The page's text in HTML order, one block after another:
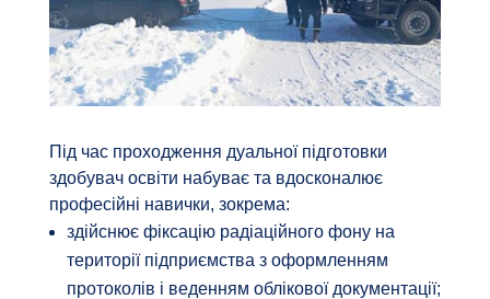
Під час проходження дуальної підготовки
здобувач освіти набуває та вдосконалює
професійні навички, зокрема:
здійснює фіксацію радіаційного фону на
території підприємства з оформленням
протоколів і веденням облікової документації;